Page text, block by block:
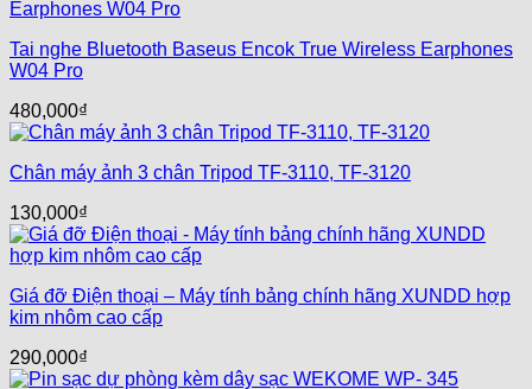
Tai nghe Bluetooth Baseus Encok True Wireless Earphones
W04 Pro
480,000₫
Chân máy ảnh 3 chân Tripod TF-3110, TF-3120
130,000₫
Giá đỡ Điện thoại – Máy tính bảng chính hãng XUNDD hợp
kim nhôm cao cấp
290,000₫